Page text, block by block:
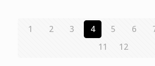
1 2 3 4 5 6
11
12